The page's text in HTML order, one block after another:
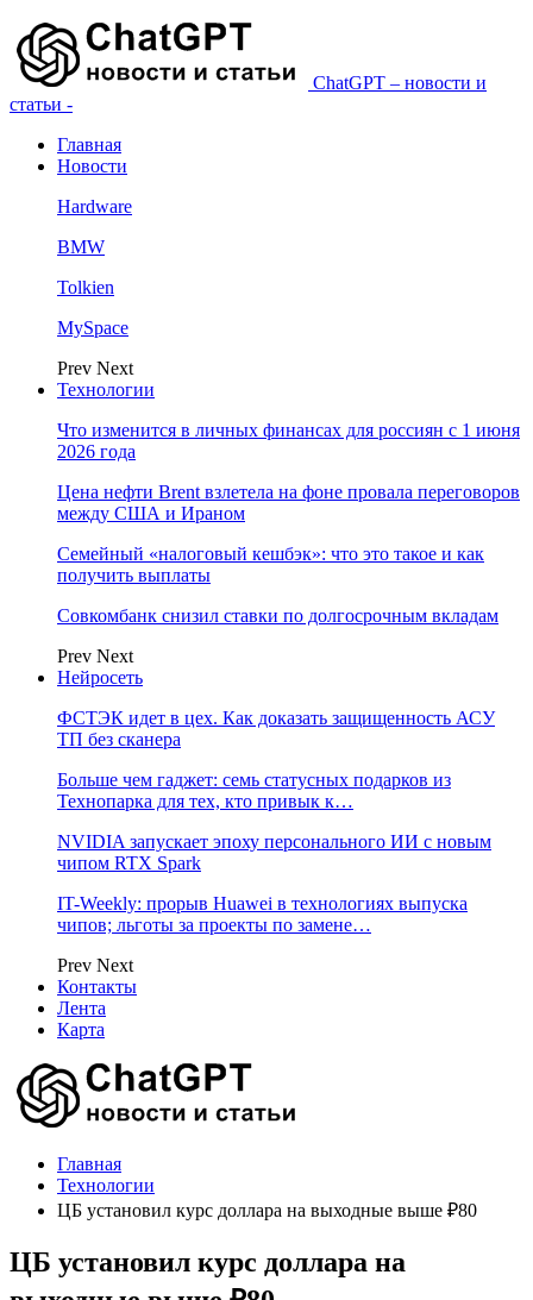
ChatGPT – новости и
статьи -
Главная
Новости
Hardware
BMW
Tolkien
MySpace
Prev Next
Технологии
Что изменится в личных финансах для россиян с 1 июня
2026 года
Цена нефти Brent взлетела на фоне провала переговоров
между США и Ираном
Семейный «налоговый кешбэк»: что это такое и как
получить выплаты
Совкомбанк снизил ставки по долгосрочным вкладам
Prev Next
Нейросеть
ФСТЭК идет в цех. Как доказать защищенность АСУ
ТП без сканера
Больше чем гаджет: семь статусных подарков из
Технопарка для тех, кто привык к…
NVIDIA запускает эпоху персонального ИИ с новым
чипом RTX Spark
IT-Weekly: прорыв Huawei в технологиях выпуска
чипов; льготы за проекты по замене…
Prev Next
Контакты
Лента
Карта
Главная
Технологии
ЦБ установил курс доллара на выходные выше ₽80
ЦБ установил курс доллара на